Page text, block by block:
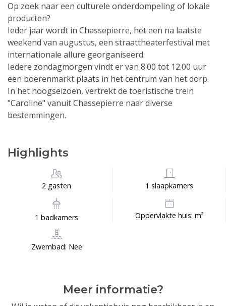
Op zoek naar een culturele onderdompeling of lokale
producten?
Ieder jaar wordt in Chassepierre, het een na laatste
weekend van augustus, een straattheaterfestival met
internationale allure georganiseerd.
Iedere zondagmorgen vindt er van 8.00 tot 12.00 uur
een boerenmarkt plaats in het centrum van het dorp.
In het hoogseizoen, vertrekt de toeristische trein
"Caroline" vanuit Chassepierre naar diverse
bestemmingen.
Highlights
2 gasten 1 slaapkamers
1 badkamers Oppervlakte huis: m²
Zwembad: Nee
Meer informatie?